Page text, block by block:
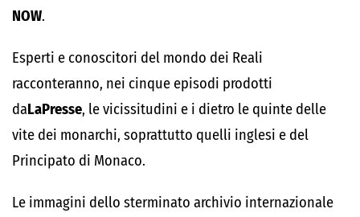
NOW.
Esperti e conoscitori del mondo dei Reali
racconteranno, nei cinque episodi prodotti
daLaPresse, le vicissitudini e i dietro le quinte delle
vite dei monarchi, soprattutto quelli inglesi e del
Principato di Monaco.
Le immagini dello sterminato archivio internazionale